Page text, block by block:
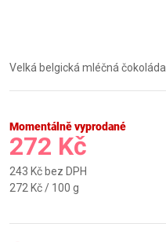
Velká belgická mléčná čokoláda
Momentálně vyprodané
272 Kč
243 Kč bez DPH
Měrná
272 Kč / 100 g